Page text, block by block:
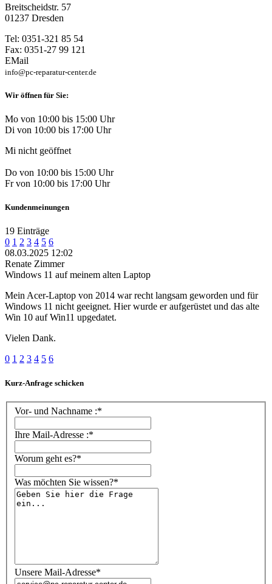
Breitscheidstr. 57
01237 Dresden
Tel: 0351-321 85 54
Fax: 0351-27 99 121
EMail
info@pc-reparatur-center.de
Wir öffnen für Sie:
Mo von 10:00 bis 15:00 Uhr
Di von 10:00 bis 17:00 Uhr
Mi nicht geöffnet
Do von 10:00 bis 15:00 Uhr
Fr von 10:00 bis 17:00 Uhr
Kundenmeinungen
19 Einträge
0 1 2 3 4 5 6
08.03.2025 12:02
Renate Zimmer
Windows 11 auf meinem alten Laptop
Mein Acer-Laptop von 2014 war recht langsam geworden und für
Windows 11 nicht geeignet. Hier wurde er aufgerüstet und das alte
Win 10 auf Win11 upgedatet.
Vielen Dank.
0 1 2 3 4 5 6
Kurz-Anfrage schicken
Vor- und Nachname :*
Ihre Mail-Adresse :*
Worum geht es?*
Was möchten Sie wissen?*
Unsere Mail-Adresse*